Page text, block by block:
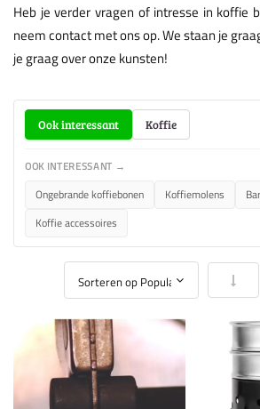
Heb je verder vragen of intresse in koffie
neem contact met ons op. We staan je
je graag over onze kunsten!
Ook interessant Koffie
OOK INTERESSANT →
Ongebrande koffiebonen Koffiemolens
Koffie accessoires
Van